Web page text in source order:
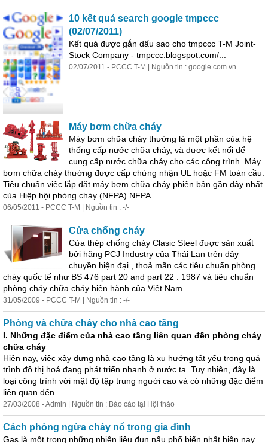
10 kết quả search google tmpccc
(02/07/2011)
Kết quả được gắn dấu sao cho tmpccc T-M Joint-
Stock Company - tmpccc.blogspot.com/...
02/07/2011 - PCCC T-M | Nguồn tin : google.com.vn
Máy bơm chữa cháy
Máy bơm chữa cháy thường là một phần của hệ
thống cấp nước chữa cháy, và được kết nối để
cung cấp nước chữa cháy cho các công trình. Máy
bơm chữa cháy thường được cấp chứng nhận UL hoặc FM toàn cầu.
Tiêu chuẩn việc lắp đặt máy bơm chữa cháy phiên bản gần đây nhất
của Hiệp hội phòng cháy (NFPA) NFPA......
06/05/2011 - PCCC T-M | Nguồn tin : -/-
Cửa chống cháy
Cửa thép chống cháy Clasic Steel được sản xuất
bởi hãng PCJ Industry của Thái Lan trên dây
chuyền hiện đại., thoả mãn các tiêu chuẩn phòng
cháy quốc tế như BS 476 part 20 and part 22 : 1987 và tiêu chuẩn
phòng cháy chữa cháy hiện hành của Việt Nam....
31/05/2009 - PCCC T-M | Nguồn tin : -/-
Phòng và chữa cháy cho nhà cao tầng
I. Những đặc điểm của nhà cao tầng liên quan đến phòng cháy
chữa cháy
Hiện nay, việc xây dựng nhà cao tầng là xu hướng tất yếu trong quá
trình đô thị hoá đang phát triển nhanh ở nước ta. Tuy nhiên, đây là
loại công trình với mật độ tập trung người cao và có những đặc điểm
liên quan đến......
27/03/2008 - Admin | Nguồn tin : Báo cáo tại Hội thảo
Cách phòng ngừa cháy nổ trong gia đình
Gas là một trong những nhiên liệu đun nấu phổ biến nhất hiện nay.